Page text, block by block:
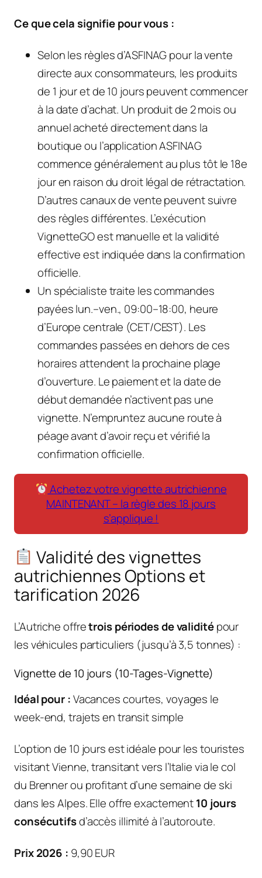
Ce que cela signifie pour vous :
Selon les règles d’ASFINAG pour la vente
directe aux consommateurs, les produits
de 1 jour et de 10 jours peuvent commencer
à la date d’achat. Un produit de 2 mois ou
annuel acheté directement dans la
boutique ou l’application ASFINAG
commence généralement au plus tôt le 18e
jour en raison du droit légal de rétractation.
D’autres canaux de vente peuvent suivre
des règles différentes. L’exécution
VignetteGO est manuelle et la validité
effective est indiquée dans la confirmation
officielle.
Un spécialiste traite les commandes
payées lun.–ven., 09:00–18:00, heure
d’Europe centrale (CET/CEST). Les
commandes passées en dehors de ces
horaires attendent la prochaine plage
d’ouverture. Le paiement et la date de
début demandée n’activent pas une
vignette. N’empruntez aucune route à
péage avant d’avoir reçu et vérifié la
confirmation officielle.
Achetez votre vignette autrichienne
MAINTENANT – la règle des 18 jours
s’applique !
Validité des vignettes
autrichiennes Options et
tarification 2026
L’Autriche offretrois périodes de validitépour
les véhicules particuliers (jusqu’à 3,5 tonnes) :
Vignette de 10 jours (10-Tages-Vignette)
Idéal pour :Vacances courtes, voyages le
week-end, trajets en transit simple
L’option de 10 jours est idéale pour les touristes
visitant Vienne, transitant vers l’Italie via le col
du Brenner ou profitant d’une semaine de ski
dans les Alpes. Elle offre exactement10 jours
consécutifsd’accès illimité à l’autoroute.
Prix 2026 : 9,90 EUR